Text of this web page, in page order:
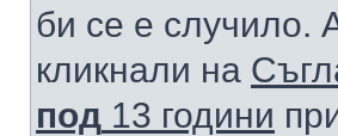
би се е случило.
кликнали на
под 13 години